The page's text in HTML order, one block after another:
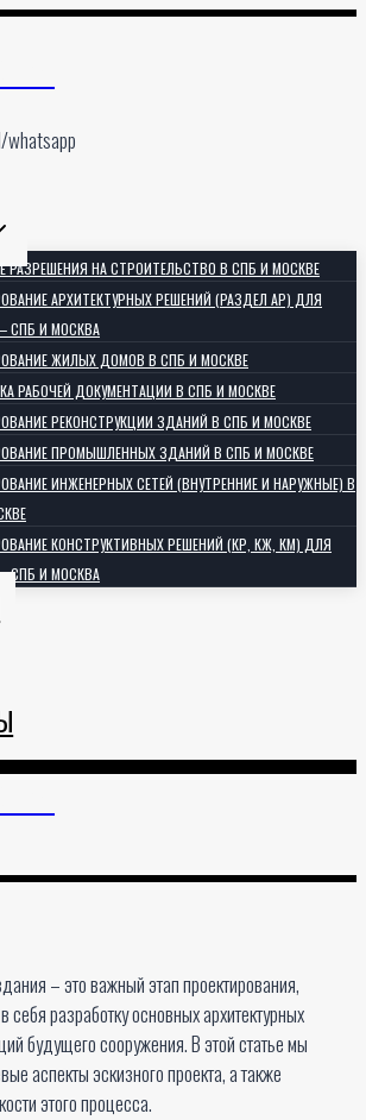
РАЗРЕШЕНИЯ НА СТРОИТЕЛЬСТВО В СПБ И МОСКВЕ
АРХИТЕКТУРНЫХ РЕШЕНИЙ (РАЗДЕЛ АР) ДЛЯ
СПБ И МОСКВА
ЖИЛЫХ ДОМОВ В СПБ И МОСКВЕ
РАБОЧЕЙ ДОКУМЕНТАЦИИ В СПБ И МОСКВЕ
РЕКОНСТРУКЦИИ ЗДАНИЙ В СПБ И МОСКВЕ
ПРОМЫШЛЕННЫХ ЗДАНИЙ В СПБ И МОСКВЕ
ИНЖЕНЕРНЫХ СЕТЕЙ (ВНУТРЕННИЕ И НАРУЖНЫЕ) В
КОНСТРУКТИВНЫХ РЕШЕНИЙ (КР, КЖ, КМ) ДЛЯ
СПБ И МОСКВА
– это важный этап проектирования,
себя разработку основных архитектурных
будущего сооружения. В этой статье мы
аспекты эскизного проекта, а также
этого процесса.